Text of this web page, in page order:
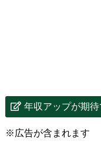
年収アップが期
※広告が含まれます